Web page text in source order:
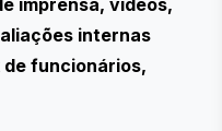
internas
funcionários,